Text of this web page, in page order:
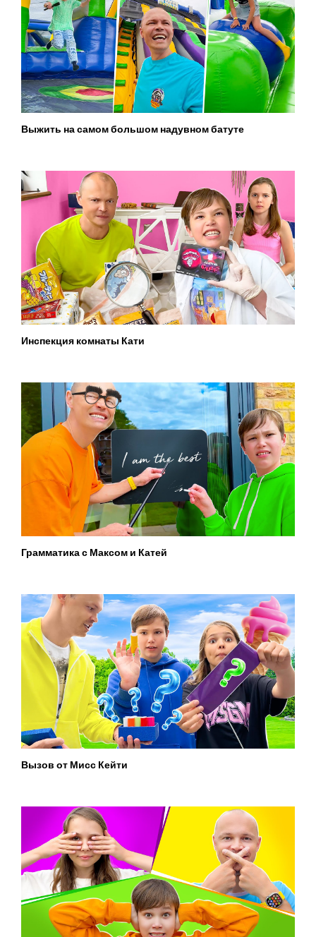
Выжить на самом большом надувном батуте
Инспекция комнаты Кати
Грамматика с Максом и Катей
Вызов от Мисс Кейти